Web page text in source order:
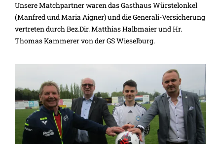
Unsere Matchpartner waren das Gasthaus Würstelonkel
(Manfred und Maria Aigner) und die Generali-Versicherung
vertreten durch Bez.Dir. Matthias Halbmaier und Hr.
Thomas Kammerer von der GS Wieselburg.